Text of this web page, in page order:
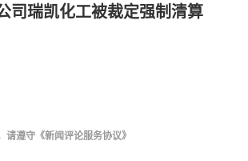
司瑞凯化工被裁定强制清算
请遵守 《新闻评论服务协议》